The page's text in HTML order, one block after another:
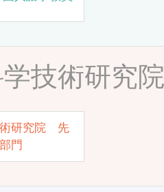
技術研究
研究院 先
門